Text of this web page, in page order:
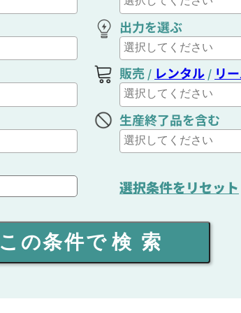
出力を選ぶ
販売 / レンタル / リ
生産終了品を含む
選択条件をリセット
この条件で 検索